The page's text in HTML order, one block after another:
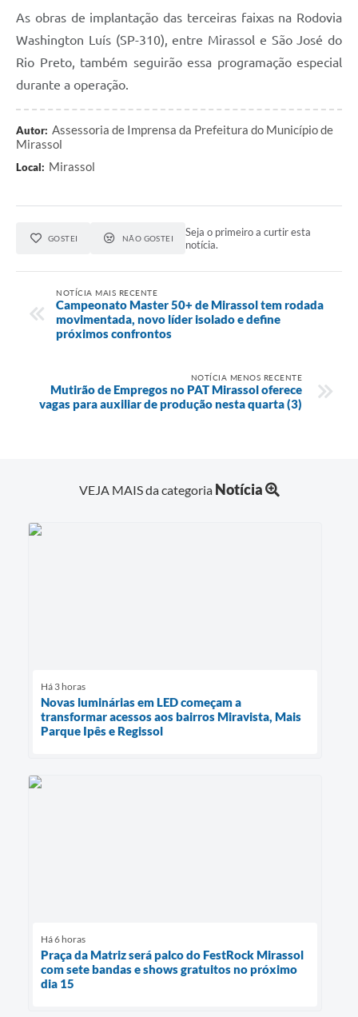
As obras de implantação das terceiras faixas na Rodovia
Washington Luís (SP-310), entre Mirassol e São José do
Rio Preto, também seguirão essa programação especial
durante a operação.
Autor: Assessoria de Imprensa da Prefeitura do Município de
Mirassol
Local: Mirassol
GOSTEI NÃO GOSTEI
Seja o primeiro a curtir esta
notícia.
NOTÍCIA MAIS RECENTE
Campeonato Master 50+ de Mirassol tem rodada
movimentada, novo líder isolado e define
próximos confrontos
NOTÍCIA MENOS RECENTE
Mutirão de Empregos no PAT Mirassol oferece
vagas para auxiliar de produção nesta quarta (3)
VEJA MAIS da categoria Notícia
Há 3 horas
Novas luminárias em LED começam a
transformar acessos aos bairros Miravista, Mais
Parque Ipês e Regissol
Há 6 horas
Praça da Matriz será palco do FestRock Mirassol
com sete bandas e shows gratuitos no próximo
dia 15